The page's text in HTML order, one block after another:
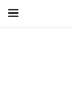
PRIMARY